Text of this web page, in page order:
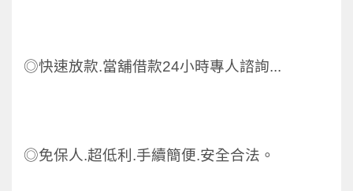
◎快速放款.當舖借款24小時專人諮詢...
◎免保人.超低利.手續簡便.安全合法。